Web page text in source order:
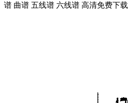
谱 曲谱 五线谱 六线谱 高清免费下载